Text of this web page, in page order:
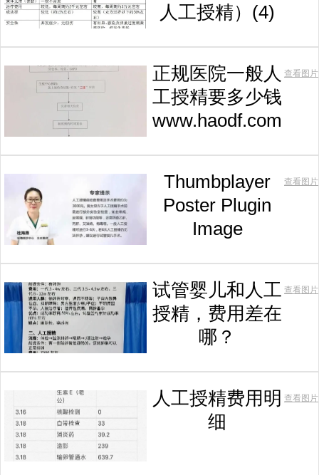
人工授精）(4)
正规医院一般人
工授精要多少钱
www.haodf.com
查看图片
Thumbplayer
Poster Plugin
Image
查看图片
试管婴儿和人工
授精，费用差在
哪？
查看图片
人工授精费用明
细
查看图片